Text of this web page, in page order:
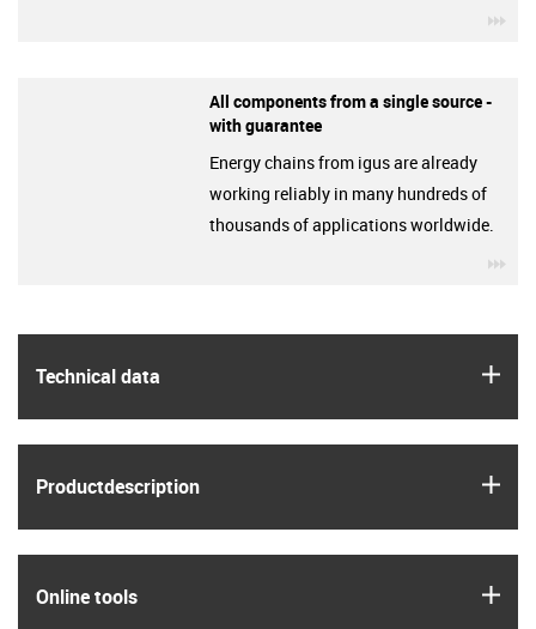
Technical data
Product­description
Online tools
All components from a single source -
with guarantee
Energy chains from igus are already
working reliably in many hundreds of
thousands of applications worldwide.